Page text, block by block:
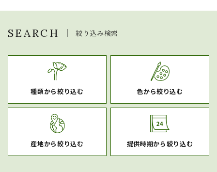
SEARCH 絞り込み検索
種類から絞り込む 色から絞り込む
産地から絞り込む 提供時期から絞り込む